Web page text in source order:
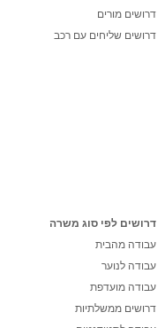
דרושים מורים
דרושים שליחים עם רכב
דרושים לפי סוג משרה
עבודה מהבית
עבודה לנוער
עבודה מועדפת
דרושים ממשלתיות